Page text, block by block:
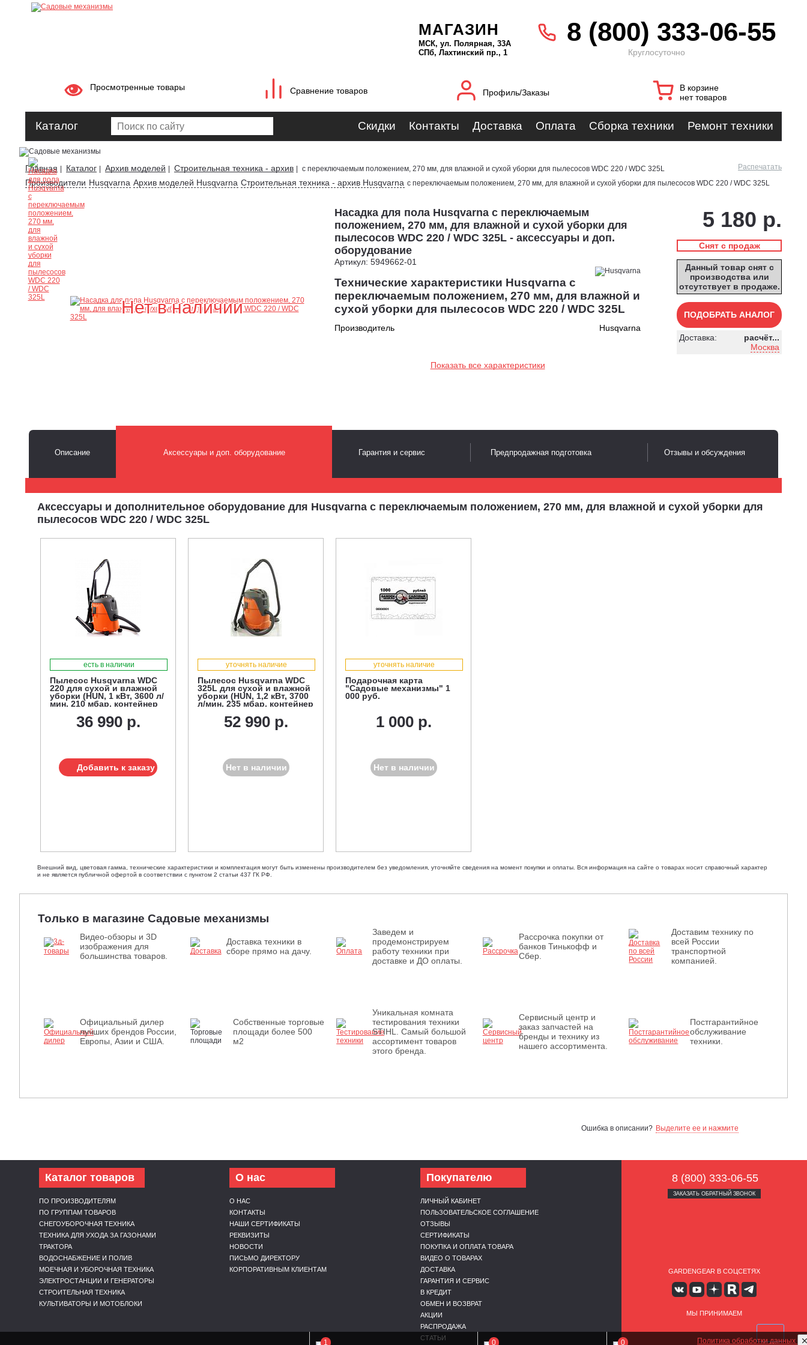
МАГАЗИН
МСК, ул. Полярная, 33А
СПб, Лахтинский пр., 1
8 (800) 333-06-55
Круглосуточно
Просмотренные товары Сравнение товаров Профиль/Заказы
В корзине
нет товаров
Каталог Скидки Контакты Доставка Оплата Сборка техники Ремонт техники
Главная Каталог Архив моделей Строительная техника - архив с переключаемым положением, 270 мм, для влажной и сухой уборки для пылесосов WDC 220 / WDC 325L Распечатать
Производители Husqvarna Архив моделей Husqvarna Строительная техника - архив Husqvarna с переключаемым положением, 270 мм, для влажной и сухой уборки для пылесосов WDC 220 / WDC 325L
Нет в наличии
Насадка для пола Husqvarna с переключаемым
положением, 270 мм, для влажной и сухой уборки для
пылесосов WDC 220 / WDC 325L - аксессуары и доп.
оборудование
Артикул: 5949662-01
Технические характеристики Husqvarna с
переключаемым положением, 270 мм, для влажной и
сухой уборки для пылесосов WDC 220 / WDC 325L
Производитель Husqvarna
Показать все характеристики
5 180 р.
Снят с продаж
Данный товар снят с
производства или
отсутствует в продаже.
ПОДОБРАТЬ АНАЛОГ
Доставка:
расчёт...
Москва
Аксессуары и дополнительное оборудование для Husqvarna с переключаемым положением, 270 мм, для влажной и сухой уборки для
пылесосов WDC 220 / WDC 325L
есть в наличии
Пылесос Husqvarna WDC
220 для сухой и влажной
уборки (HUN, 1 кВт, 3600 л/
мин, 210 мбар, контейнер
уборки, шланг 2,5 м.)
36 990 р.
Добавить к заказу
уточнять наличие
Пылесос Husqvarna WDC
325L для сухой и влажной
уборки (HUN, 1,2 кВт, 3700
л/мин, 235 мбар, контейнер
уборки, шланг 3,5 м.)
52 990 р.
Нет в наличии
уточнять наличие
Подарочная карта
"Садовые механизмы" 1
000 руб.
1 000 р.
Нет в наличии
Описание Аксессуары и доп. оборудование Гарантия и сервис Предпродажная подготовка Отзывы и обсуждения
Внешний вид, цветовая гамма, технические характеристики и комплектация могут быть изменены производителем без уведомления, уточняйте сведения на момент покупки и оплаты. Вся информация на сайте о товарах носит справочный характер
и не является публичной офертой в соответствии с пунктом 2 статьи 437 ГК РФ.
Только в магазине Садовые механизмы
Видео-обзоры и 3D
изображения для
большинства товаров.
Доставка техники в
сборе прямо на дачу.
Заведем и
продемонстрируем
работу техники при
доставке и ДО оплаты.
Рассрочка покупки от
банков Тинькофф и
Сбер.
Доставим технику по
всей России
транспортной
компанией.
Официальный дилер
лучших брендов России,
Европы, Азии и США.
Собственные торговые
площади более 500
м2
Уникальная комната
тестирования техники
STIHL. Самый большой
ассортимент товаров
этого бренда.
Сервисный центр и
заказ запчастей на
бренды и технику из
нашего ассортимента.
Постгарантийное
обслуживание
техники.
Ошибка в описании? Выделите ее и нажмите
Каталог товаров
ПО ПРОИЗВОДИТЕЛЯМ
ПО ГРУППАМ ТОВАРОВ
СНЕГОУБОРОЧНАЯ ТЕХНИКА
ТЕХНИКА ДЛЯ УХОДА ЗА ГАЗОНАМИ
ТРАКТОРА
ВОДОСНАБЖЕНИЕ И ПОЛИВ
МОЕЧНАЯ И УБОРОЧНАЯ ТЕХНИКА
ЭЛЕКТРОСТАНЦИИ И ГЕНЕРАТОРЫ
СТРОИТЕЛЬНАЯ ТЕХНИКА
КУЛЬТИВАТОРЫ И МОТОБЛОКИ
О нас
О НАС
КОНТАКТЫ
НАШИ СЕРТИФИКАТЫ
РЕКВИЗИТЫ
НОВОСТИ
ПИСЬМО ДИРЕКТОРУ
КОРПОРАТИВНЫМ КЛИЕНТАМ
Покупателю
ЛИЧНЫЙ КАБИНЕТ
ПОЛЬЗОВАТЕЛЬСКОЕ СОГЛАШЕНИЕ
ОТЗЫВЫ
СЕРТИФИКАТЫ
ПОКУПКА И ОПЛАТА ТОВАРА
ВИДЕО О ТОВАРАХ
ДОСТАВКА
ГАРАНТИЯ И СЕРВИС
В КРЕДИТ
ОБМЕН И ВОЗВРАТ
АКЦИИ
РАСПРОДАЖА
СТАТЬИ
8 (800) 333-06-55
ЗАКАЗАТЬ ОБРАТНЫЙ ЗВОНОК
GARDENGEAR В СОЦСЕТЯХ
МЫ ПРИНИМАЕМ
Политика обработки данных
0
0
1